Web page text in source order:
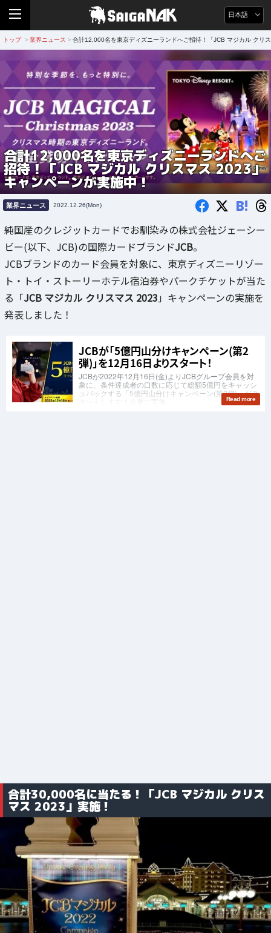
日本語
トップ > 業界ニュース > 合計12,000名を東京ディズニーランドへご招待！「JCB マジカル クリ
合計12,000名を東京ディズニーランドへご
招待！「JCB マジカル クリスマス 2023」
キャンペーンが実施中！
業界ニュース 2022.12.26(Mon) B!
純国産のクレジットカードでお馴染みの株式会社ジェーシー
ビー(以下、JCB)の国際カードブランドJCB。
JCBブランドのカード会員を対象に、東京ディズニーリゾー
ト・トイ・ストーリーホテル宿泊券やパークチケットが当た
る「JCB マジカル クリスマス 2023 」キャンペーンの実施を
発表しました！
合計30,000名に当たる！「JCB マジカル クリス
マス 2023」実施！